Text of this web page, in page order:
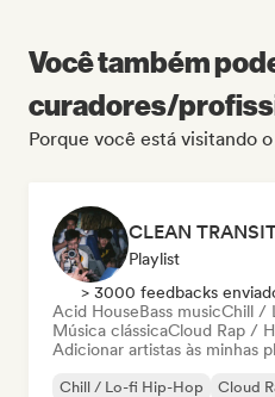
Você também
curadores/
Porque você está visitando
CLEAN
Playlist
> 3000 feedbacks
Acid HouseBass musicChill /
Música clássicaCloud Rap /
Adicionar artistas às minhas
Chill / Lo-fi Hip-Hop Cloud